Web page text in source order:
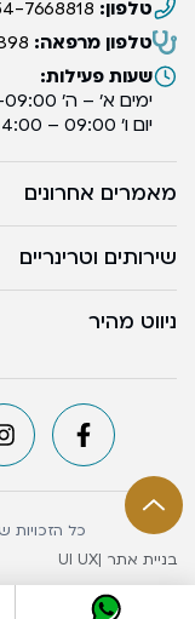
טלפון: 7668818
טלפון מרפאה:
שעות פעילות:
ימים א’ – ה’ 19:00-09:00
יום ו’ 09:00 – 14:00
מאמרים אחרונים
שירותים וטרינריים
ניווט מהיר
כל הזכויות
בניית אתר |UI UX